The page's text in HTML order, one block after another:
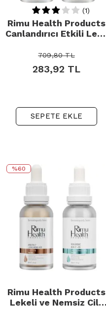
(1)
Rimu Health Products
Canlandırıcı Etkili Leke
709,80TL
283,92 TL
SEPETE EKLE
%60
Rimu Health Products
Lekeli ve Nemsiz Cilt